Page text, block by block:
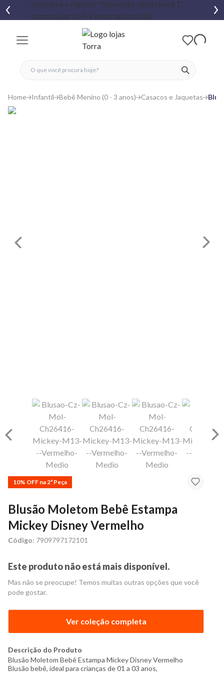
ver
fechar menu
fechar menu
favoritos
Home Infantil Bebê Menino (0 - 3 anos) Casacos e Jaquetas
10% OFF na 2ª Peça
Blusão Moletom Bebê Estampa
Mickey Disney Vermelho
Código: 7909797172101
Este produto não está mais disponível.
Mas não se preocupe! Temos muitas outras opções que você
pode gostar.
Ver coleção completa
Descrição do Produto
Blusão Moletom Bebê Estampa Mickey Disney Vermelho
Blusão bebê, ideal para crianças de 01 a 03 anos,